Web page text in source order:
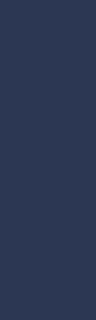
les containers
soigné et une
bureau
à l’intérieur
menuiseries,
LED,
maximiser la
intégration